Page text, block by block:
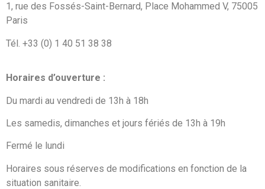
1, rue des Fossés-Saint-Bernard, Place Mohammed V, 75005
Paris
Tél. +33 (0) 1 40 51 38 38
Horaires d’ouverture :
Du mardi au vendredi de 13h à 18h
Les samedis, dimanches et jours fériés de 13h à 19h
Fermé le lundi
Horaires sous réserves de modifications en fonction de la
situation sanitaire.